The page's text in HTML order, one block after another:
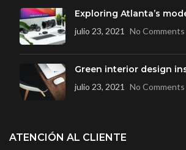
Exploring Atlanta’s
julio 23, 2021 No Comments
Green interior design
julio 23, 2021 No Comments
ATENCIÓN AL CLIENTE